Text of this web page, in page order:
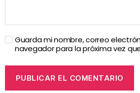
Guarda mi nombre, correo
navegador para la próxima vez